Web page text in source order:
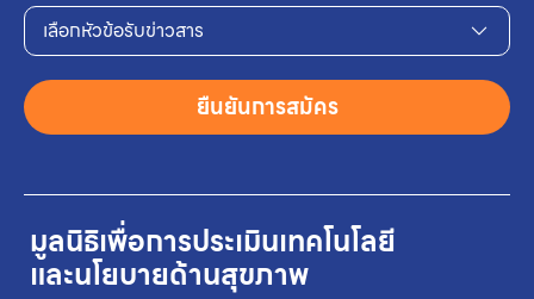
มูลนิธิเพื่อการประเมินเทคโนโลยี
และนโยบายด้านสุขภาพ
เลือกหัวข้อรับข่าวสาร
ยืนยันการสมัคร